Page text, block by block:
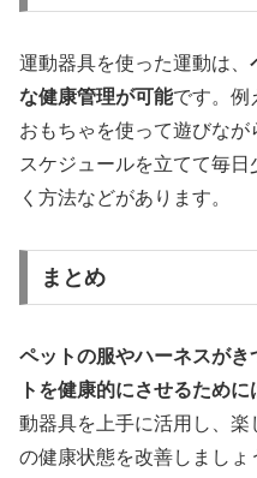
運動器具を使った運動は、
な健康管理が可能です。例
おもちゃを使って遊びな
スケジュールを立てて毎
く方法などがあります。
まとめ
ペットの服やハーネスが
トを健康的にさせるため
動器具を上手に活用し、楽
の健康状態を改善しまし